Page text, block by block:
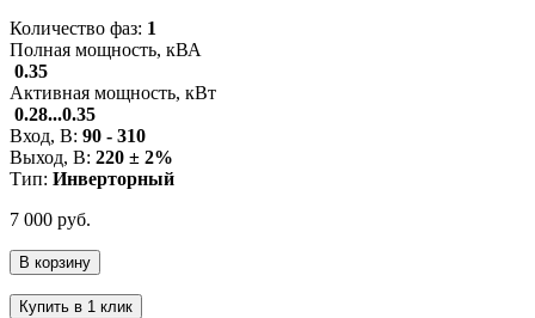
Количество фаз: 1
Полная мощность, кВА
0.35
Активная мощность, кВт
0.28...0.35
Вход, В: 90 - 310
Выход, В: 220 ± 2%
Тип: Инверторный
7 000 руб.
В корзину
Купить в 1 клик